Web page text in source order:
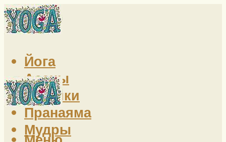
Йога
Асаны
Техники
Пранаяма
Мудры